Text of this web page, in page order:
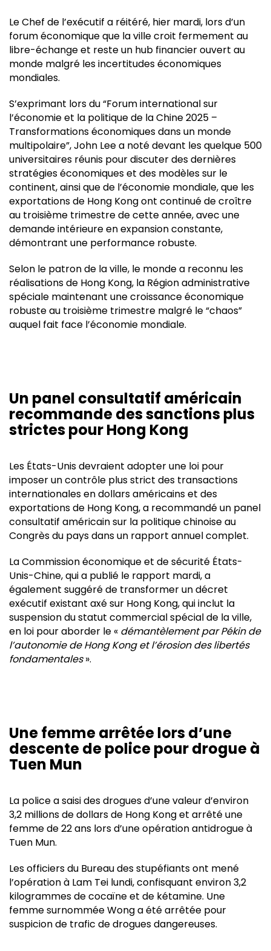
Le Chef de l’exécutif a réitéré, hier mardi, lors d’un
forum économique que la ville croit fermement au
libre-échange et reste un hub financier ouvert au
monde malgré les incertitudes économiques
mondiales.
S’exprimant lors du “Forum international sur
l’économie et la politique de la Chine 2025 –
Transformations économiques dans un monde
multipolaire”, John Lee a noté devant les quelque 500
universitaires réunis pour discuter des dernières
stratégies économiques et des modèles sur le
continent, ainsi que de l’économie mondiale, que les
exportations de Hong Kong ont continué de croître
au troisième trimestre de cette année, avec une
demande intérieure en expansion constante,
démontrant une performance robuste.
Selon le patron de la ville, le monde a reconnu les
réalisations de Hong Kong, la Région administrative
spéciale maintenant une croissance économique
robuste au troisième trimestre malgré le “chaos”
auquel fait face l’économie mondiale.
Un panel consultatif américain
recommande des sanctions plus
strictes pour Hong Kong
Les États-Unis devraient adopter une loi pour
imposer un contrôle plus strict des transactions
internationales en dollars américains et des
exportations de Hong Kong, a recommandé un panel
consultatif américain sur la politique chinoise au
Congrès du pays dans un rapport annuel complet.
La Commission économique et de sécurité États-
Unis-Chine, qui a publié le rapport mardi, a
également suggéré de transformer un décret
exécutif existant axé sur Hong Kong, qui inclut la
suspension du statut commercial spécial de la ville,
en loi pour aborder le « démantèlement par Pékin de
l’autonomie de Hong Kong et l’érosion des libertés
fondamentales».
Une femme arrêtée lors d’une
descente de police pour drogue à
Tuen Mun
La police a saisi des drogues d’une valeur d’environ
3,2 millions de dollars de Hong Kong et arrêté une
femme de 22 ans lors d’une opération antidrogue à
Tuen Mun.
Les officiers du Bureau des stupéfiants ont mené
l’opération à Lam Tei lundi, confisquant environ 3,2
kilogrammes de cocaïne et de kétamine. Une
femme surnommée Wong a été arrêtée pour
suspicion de trafic de drogues dangereuses.